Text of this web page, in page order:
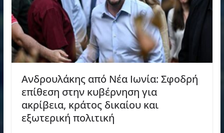
Ανδρουλάκης από Νέα Ιωνία: Σφοδρή
επίθεση στην κυβέρνηση για
ακρίβεια, κράτος δικαίου και
εξωτερική πολιτική